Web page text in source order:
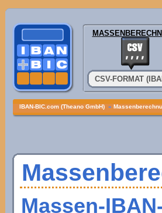
CSV-FORMAT
IBAN-BIC.com (Theano GmbH) »
Massen-